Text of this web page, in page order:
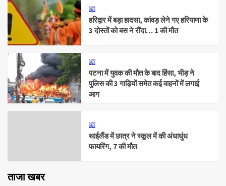
देश
हरिद्वार में बड़ा हादसा, कांवड़ लेने गए हरियाणा के
3 दोस्तों को बस ने रौंदा… 1 की मौत
देश
पटना में युवक की मौत के बाद हिंसा, भीड़ ने
पुलिस की 3 गाड़ियों समेत कई वाहनों में लगाई
आग
देश
थाईलैंड में छात्र ने स्कूल में की अंधाधुंध
फायरिंग, 7 की मौत
ताजा खबर